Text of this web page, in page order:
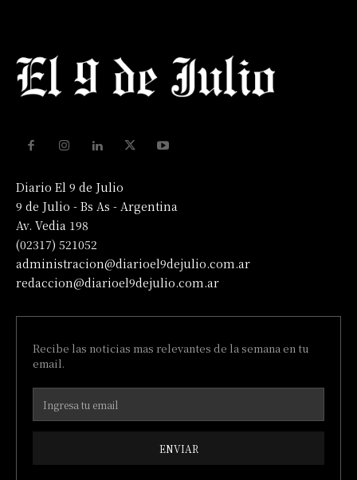
Diario El 9 de Julio
9 de Julio - Bs As - Argentina
Av. Vedia 198
(02317) 521052
administracion@diarioel9dejulio.com.ar
redaccion@diarioel9dejulio.com.ar
Recibe las noticias mas relevantes de la semana en tu
email.
ENVIAR